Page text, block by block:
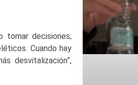
tomar decisiones;
Cuando hay
desvitalización”,